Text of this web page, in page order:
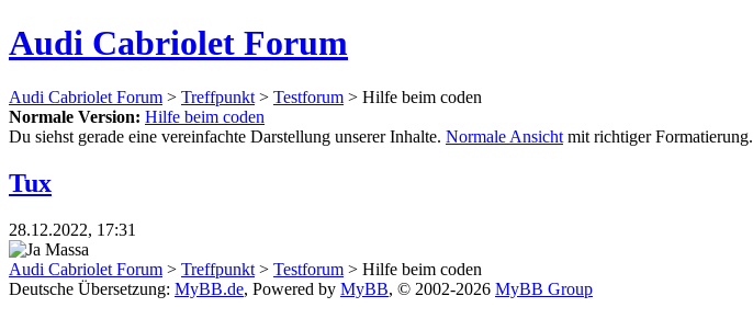
Audi Cabriolet Forum
Audi Cabriolet Forum > Treffpunkt > Testforum > Hilfe beim coden
Normale Version: Hilfe beim coden
Du siehst gerade eine vereinfachte Darstellung unserer Inhalte. Normale Ansicht mit richtiger Formatierung.
Tux
28.12.2022, 17:31
Audi Cabriolet Forum > Treffpunkt > Testforum > Hilfe beim coden
Deutsche Übersetzung: MyBB.de, Powered by MyBB, © 2002-2026 MyBB Group